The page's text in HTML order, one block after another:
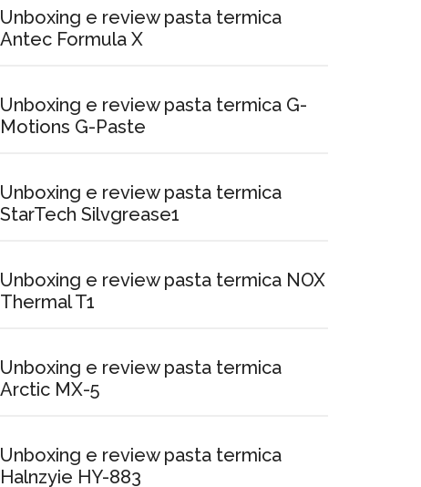
Unboxing e review pasta termica
Antec Formula X
Unboxing e review pasta termica G-
Motions G-Paste
Unboxing e review pasta termica
StarTech Silvgrease1
Unboxing e review pasta termica NOX
Thermal T1
Unboxing e review pasta termica
Arctic MX-5
Unboxing e review pasta termica
Halnzyie HY-883